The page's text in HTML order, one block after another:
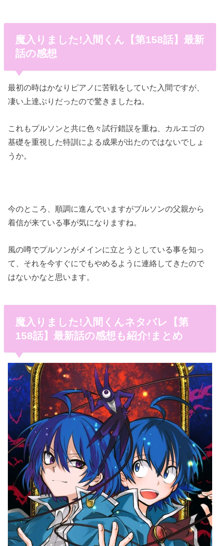
魔入りました!入間くん【第158話】最新
話の感想
最初の時はかなりピアノに苦戦をしていた入間ですが、
凄い上達ぶりだったので驚きましたね。
これもプルソンと共に色々試行錯誤を重ね、カルエゴの
基礎を重視した特訓による成果が出たのではないでしょ
うか。
今のところ、順調に進んでいますがプルソンの父親から
着信が来ている事が気になりますね。
風の噂でプルソンがメインに立とうとしている事を知っ
て、それを今すぐにでもやめるように連絡してきたので
はないかなと思います。
魔入りました!入間くんネタバレ【第
158話】最新話の感想も紹介!まとめ